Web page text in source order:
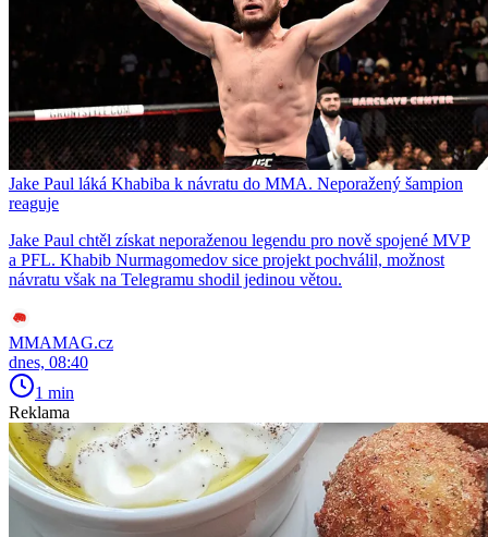
Jake Paul láká Khabiba k návratu do MMA. Neporažený šampion
reaguje
Jake Paul chtěl získat neporaženou legendu pro nově spojené MVP
a PFL. Khabib Nurmagomedov sice projekt pochválil, možnost
návratu však na Telegramu shodil jedinou větou.
MMAMAG.cz
dnes, 08:40
1 min
Reklama